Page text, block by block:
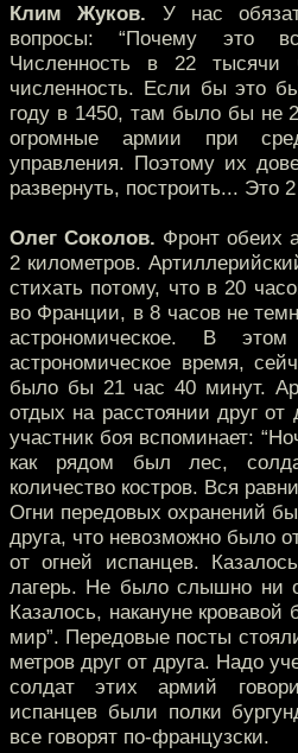
Клим Жуков. У нас
вопросы: “Почему это
Численность в 22 тысячи
численность. Если бы это
году в 1450, там было бы не
огромные армии при
управления. Поэтому их
развернуть, построить... Это
Олег Соколов. Фронт обеих
2 километров.
стихать потому, что в 20
во Франции, в 8 часов не
астрономическое. В
астрономическое время,
было бы 21 час 40 минут.
отдых на расстоянии друг от
участник боя вспоминает:
как рядом был лес,
количество костров. Вся
Огни передовых охранений
друга, что невозможно было
от огней испанцев.
лагерь. Не было слышно ни
Казалось, накануне
мир”. Передовые посты
метров друг от друга. Надо
солдат этих армий
испанцев были полки
все говорят по-французски.